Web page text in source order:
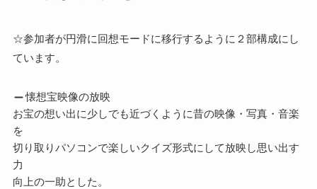
☆参加者が円滑に回想モードに移行するように２部構成にし
ています。
懐想宝映像の放映
お宝の想い出に少しでも近づくように昔の映像・写真・音楽
を
切り取りパソコンで楽しいクイズ形式にして放映し思い出す
力
向上の一助とした。